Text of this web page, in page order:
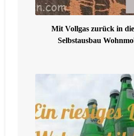
Mit Vollgas zurück in
Selbstausbau